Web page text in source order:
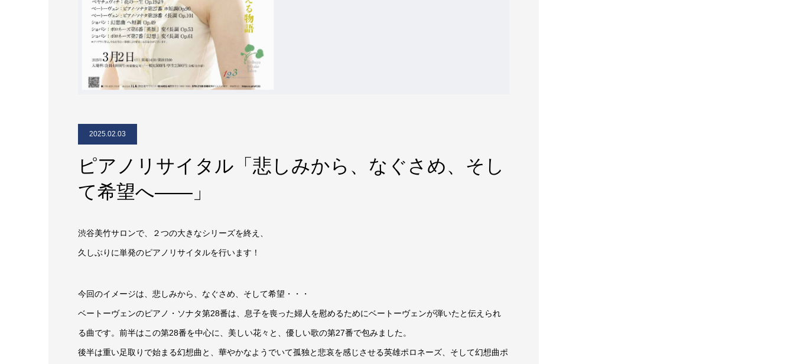
2025.02.03
ピアノリサイタル「悲しみから、なぐさめ、そし
て希望へ――」
渋谷美竹サロンで、２つの大きなシリーズを終え、
久しぶりに単発のピアノリサイタルを行います！
今回のイメージは、悲しみから、なぐさめ、そして希望・・・
ベートーヴェンのピアノ・ソナタ第28番は、息子を喪った婦人を慰めるためにベートーヴェンが弾いたと伝えられ
る曲です。前半はこの第28番を中心に、美しい花々と、優しい歌の第27番で包みました。
後半は重い足取りで始まる幻想曲と、華やかなようでいて孤独と悲哀を感じさせる英雄ポロネーズ、そして幻想曲ポ